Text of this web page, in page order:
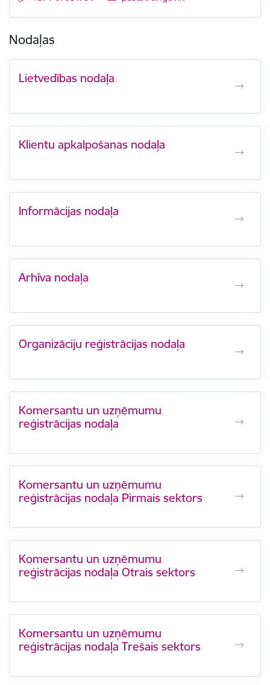
Nodaļas
Lietvedības nodaļa
Klientu apkalpošanas nodaļa
Informācijas nodaļa
Arhīva nodaļa
Organizāciju reģistrācijas nodaļa
Komersantu un uzņēmumu
reģistrācijas nodaļa
Komersantu un uzņēmumu
reģistrācijas nodaļa Pirmais sektors
Komersantu un uzņēmumu
reģistrācijas nodaļa Otrais sektors
Komersantu un uzņēmumu
reģistrācijas nodaļa Trešais sektors